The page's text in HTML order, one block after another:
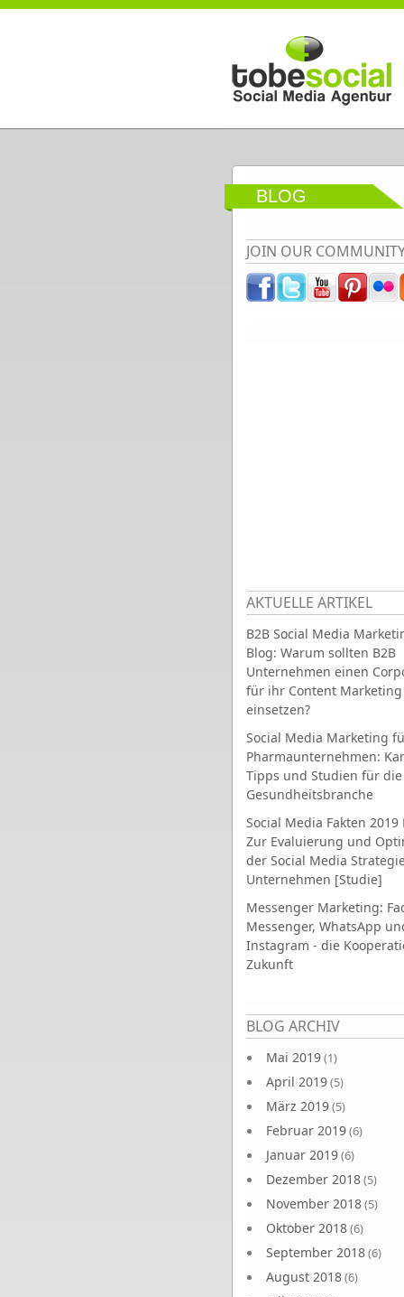
Direkt zum Inhalt
BLOG
JOIN OUR
AKTUELLE ARTIKEL
B2B Social Media
Blog: Warum sollten B2B
Unternehmen einen
für ihr Content Marketing
einsetzen?
Social Media Marketing
Pharmaunternehmen:
Tipps und Studien für die
Gesundheitsbranche
Social Media Fakten 2019
Zur Evaluierung und
der Social Media
Unternehmen [Studie]
Messenger Marketing:
Messenger, WhatsApp
Instagram - die
Zukunft
BLOG ARCHIV
Mai 2019(1)
April 2019(5)
März 2019(5)
Februar 2019(6)
Januar 2019(6)
Dezember 2018(5)
November 2018(5)
Oktober 2018(6)
September 2018(6)
August 2018(6)
Seiten